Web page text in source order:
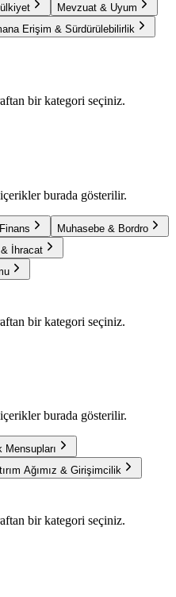
Mevzuat & Uyum
Erişim & Sürdürülebilirlik
bir kategori seçiniz.
burada gösterilir.
Muhasebe & Bordro
İhracat
bir kategori seçiniz.
burada gösterilir.
Ağımız & Girişimcilik
bir kategori seçiniz.